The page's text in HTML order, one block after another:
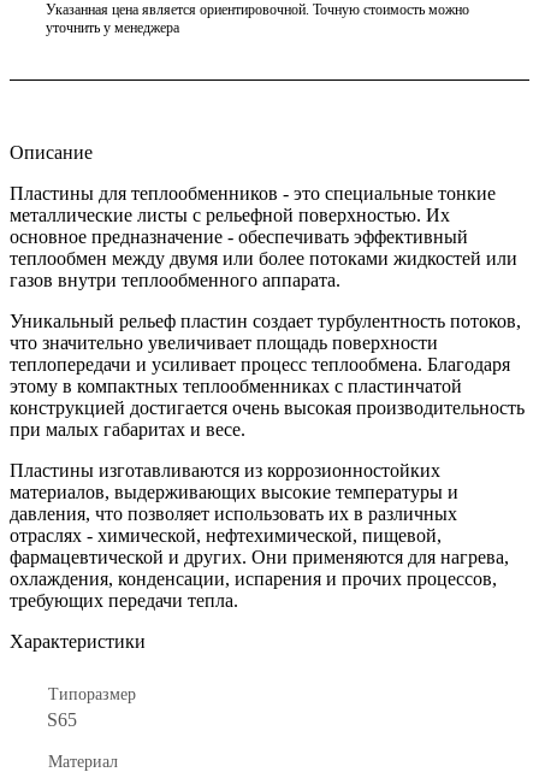
Указанная цена является ориентировочной. Точную стоимость можно
уточнить у менеджера
Описание
Пластины для теплообменников - это специальные тонкие
металлические листы с рельефной поверхностью. Их
основное предназначение - обеспечивать эффективный
теплообмен между двумя или более потоками жидкостей или
газов внутри теплообменного аппарата.
Уникальный рельеф пластин создает турбулентность потоков,
что значительно увеличивает площадь поверхности
теплопередачи и усиливает процесс теплообмена. Благодаря
этому в компактных теплообменниках с пластинчатой
конструкцией достигается очень высокая производительность
при малых габаритах и весе.
Пластины изготавливаются из коррозионностойких
материалов, выдерживающих высокие температуры и
давления, что позволяет использовать их в различных
отраслях - химической, нефтехимической, пищевой,
фармацевтической и других. Они применяются для нагрева,
охлаждения, конденсации, испарения и прочих процессов,
требующих передачи тепла.
Характеристики
Типоразмер
S65
Материал